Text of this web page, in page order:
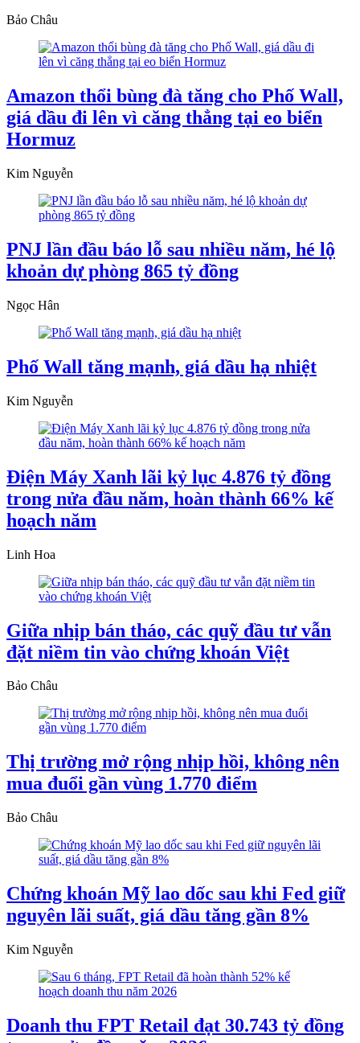
Bảo Châu
Amazon thổi bùng đà tăng cho Phố Wall,
giá dầu đi lên vì căng thẳng tại eo biển
Hormuz
Kim Nguyễn
PNJ lần đầu báo lỗ sau nhiều năm, hé lộ
khoản dự phòng 865 tỷ đồng
Ngọc Hân
Phố Wall tăng mạnh, giá dầu hạ nhiệt
Kim Nguyễn
Điện Máy Xanh lãi kỷ lục 4.876 tỷ đồng
trong nửa đầu năm, hoàn thành 66% kế
hoạch năm
Linh Hoa
Giữa nhịp bán tháo, các quỹ đầu tư vẫn
đặt niềm tin vào chứng khoán Việt
Bảo Châu
Thị trường mở rộng nhịp hồi, không nên
mua đuổi gần vùng 1.770 điểm
Bảo Châu
Chứng khoán Mỹ lao dốc sau khi Fed giữ
nguyên lãi suất, giá dầu tăng gần 8%
Kim Nguyễn
Doanh thu FPT Retail đạt 30.743 tỷ đồng